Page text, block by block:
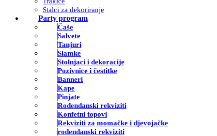
Stalci za dekoriranje
Party program
Čaše
Salvete
Tanjuri
Slamke
Stolnjaci i dekoracije
Pozivnice i čestitke
Banneri
Kape
Pinjate
Rođendanski rekviziti
Konfetni topovi
Rekviziti za momačke i djevojačke
rođendanski rekviziti